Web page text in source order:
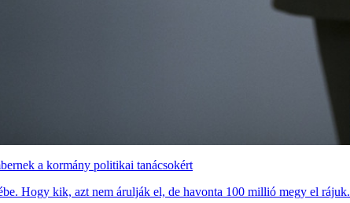
a kormány politikai tanácsokért
Hogy kik, azt nem árulják el, de havonta 100 millió megy el rájuk.